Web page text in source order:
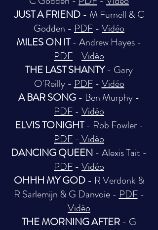
JUST A FRIEND- M Furnell & C
Godden - PDF - Vidéo
MILES ON IT- Andrew Hayes -
PDF - Vidéo
THE LAST SHANTY- Gary
O'Reilly -PDF-Vidéo
A BAR SONG - Ben Murphy -
PDF - Vidéo
ELVIS TONIGHT- Rob Fowler -
PDF -Vidéo
DANCING QUEEN - Alexis Tait -
PDF - Vidéo
OHHH MY GOD- R Verdonk &
R Sarlemijn & G Danvoie -PDF-
Vidéo
THE MORNING AFTER - G